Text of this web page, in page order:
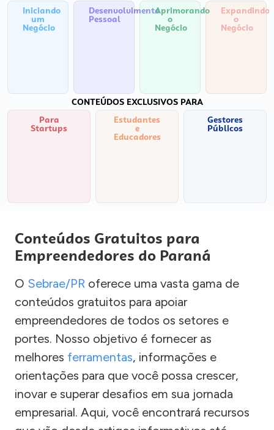
Iniciando
um
Negócio
Desenvolvimento
Pessoal
Aprimorando
o
Negócio
Expandindo
o
Negócio
CONTEÚDOS EXCLUSIVOS PARA
Para
Startups
Estudantes
e
Educadores
Gestores
Públicos
Conteúdos Gratuitos para
Empreendedores do Paraná
O Sebrae/PR oferece uma vasta gama de
conteúdos gratuitos para apoiar
empreendedores de todos os setores e
portes. Nosso objetivo é fornecer as
melhores ferramentas, informações e
orientações para que você possa crescer,
inovar e superar desafios em sua jornada
empresarial. Aqui, você encontrará recursos